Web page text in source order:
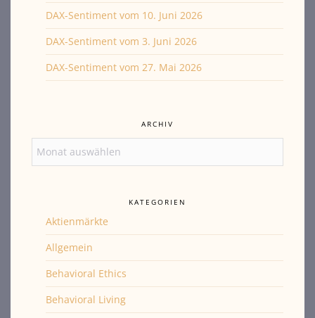
DAX-Sentiment vom 10. Juni 2026
DAX-Sentiment vom 3. Juni 2026
DAX-Sentiment vom 27. Mai 2026
ARCHIV
KATEGORIEN
Aktienmärkte
Allgemein
Behavioral Ethics
Behavioral Living